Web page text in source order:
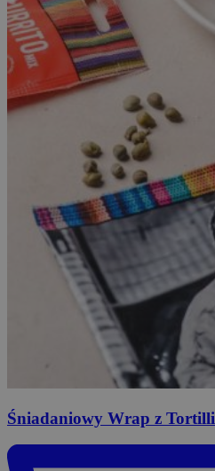
Śniadaniowy Wrap z Tortilli